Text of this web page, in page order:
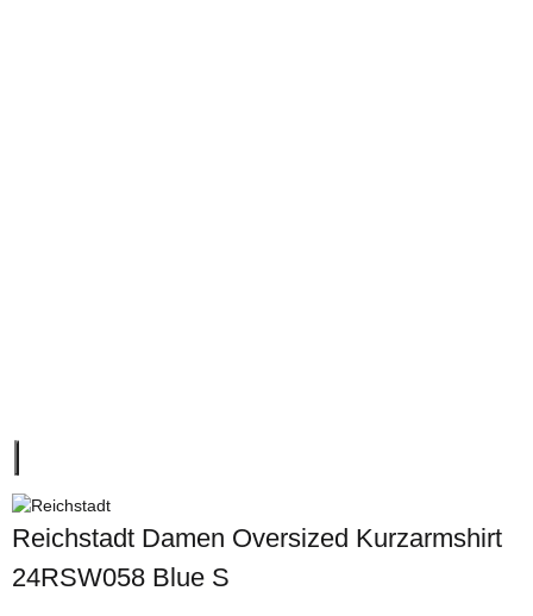
Reichstadt Damen Oversized Kurzarmshirt
24RSW058 Blue S